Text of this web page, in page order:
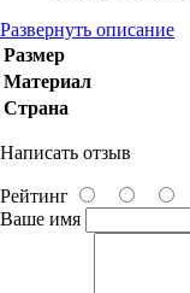
Развернуть описание
Размер
Материал
Страна
Написать отзыв
Рейтинг
Ваше имя